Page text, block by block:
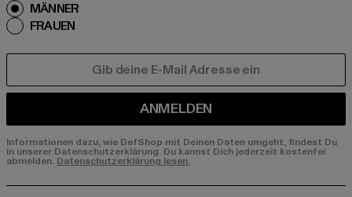
MÄNNER
FRAUEN
ANMELDEN
Informationen dazu, wie DefShop mit Deinen Daten umgeht, findest Du
in unserer Datenschutzerklärung. Du kannst Dich jederzeit kostenfei
abmelden. Datenschutzerklärung lesen.